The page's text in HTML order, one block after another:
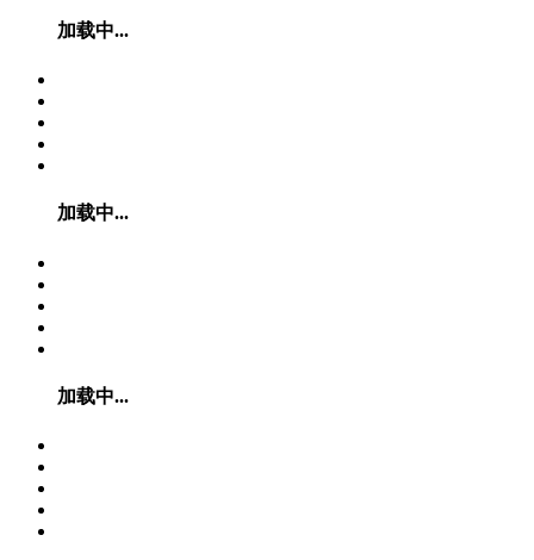
加载中...
加载中...
加载中...